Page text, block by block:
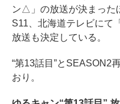
ン△」の放送が決まった
S11、北海道テレビにて
放送も決定している。
“第13話目”とSEASON2
おり。